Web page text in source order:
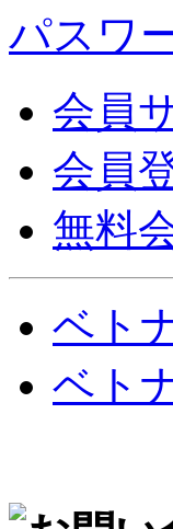
パスワ
会員
会員
無料
ベト
ベト